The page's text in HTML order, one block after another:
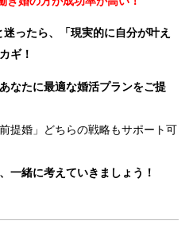
迷ったら、「現実的に自分が叶え
ギ！
なたに最適な婚活プランをご提
提婚」どちらの戦略もサポート可
一緒に考えていきましょう！